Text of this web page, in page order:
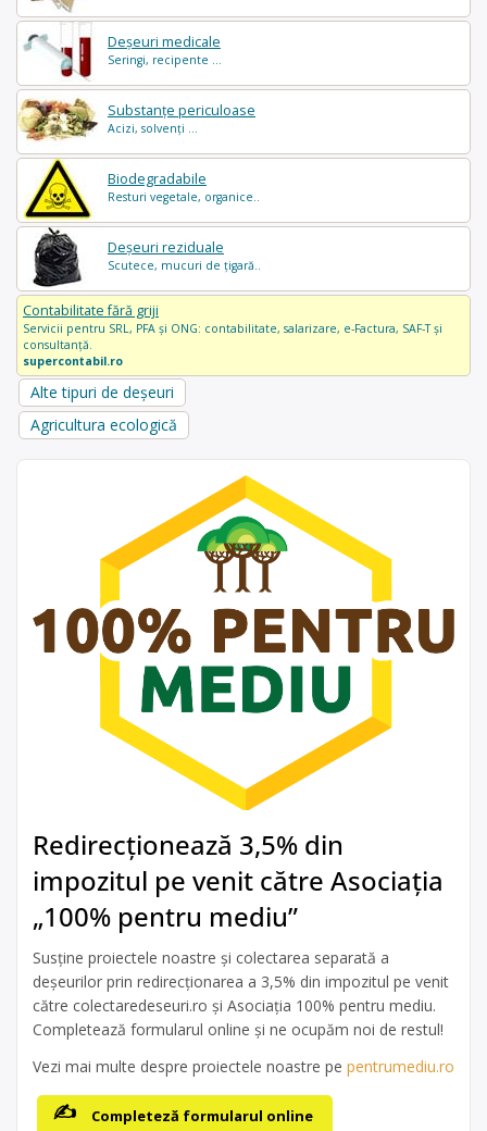
Deșeuri medicale
Seringi, recipente ...
Substanțe periculoase
Acizi, solvenți ...
Biodegradabile
Resturi vegetale, organice..
Deșeuri reziduale
Scutece, mucuri de țigară..
Contabilitate fără griji
Servicii pentru SRL, PFA și ONG: contabilitate, salarizare, e-Factura, SAF-T și
consultanță.
supercontabil.ro
Alte tipuri de deșeuri
Agricultura ecologică
Redirecționează 3,5% din
impozitul pe venit către Asociația
„100% pentru mediu”
Susține proiectele noastre și colectarea separată a
deșeurilor prin redirecționarea a 3,5% din impozitul pe venit
către colectaredeseuri.ro și Asociația 100% pentru mediu.
Completează formularul online și ne ocupăm noi de restul!
Vezi mai multe despre proiectele noastre pe pentrumediu.ro
Completeză formularul online